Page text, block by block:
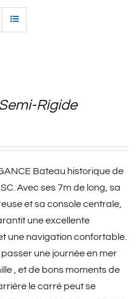
Rigide
Bateau historique de
Avec ses 7m de long, sa
et sa console centrale,
une excellente
une navigation confortable.
une journée en mer
, et de bons moments de
le carré peut se